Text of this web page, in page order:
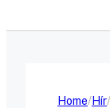
Home Hír